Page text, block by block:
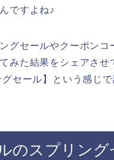
ですよね♪
グセールやクーポン
みた結果をシェアさせ
セール】という感じ
のスプリン